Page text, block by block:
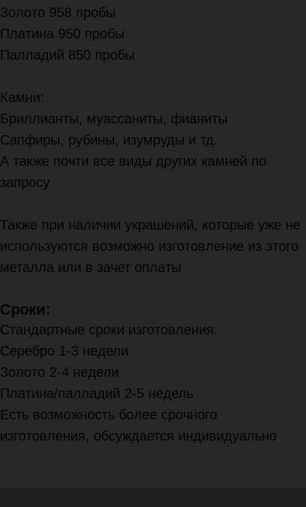
Золото 958 пробы
Платина 950 пробы
Палладий 850 пробы
Камни:
Бриллианты, муассаниты, фианиты
Сапфиры, рубины, изумруды и тд.
А также почти все виды других камней по
запросу
Также при наличии украшений, которые уже не
используются возможно изготовление из этого
металла или в зачет оплаты
Сроки:
Стандартные сроки изготовления:
Серебро 1-3 недели
Золото 2-4 недели
Платина/палладий 2-5 недель
Есть возможность более срочного
изготовления, обсуждается индивидуально